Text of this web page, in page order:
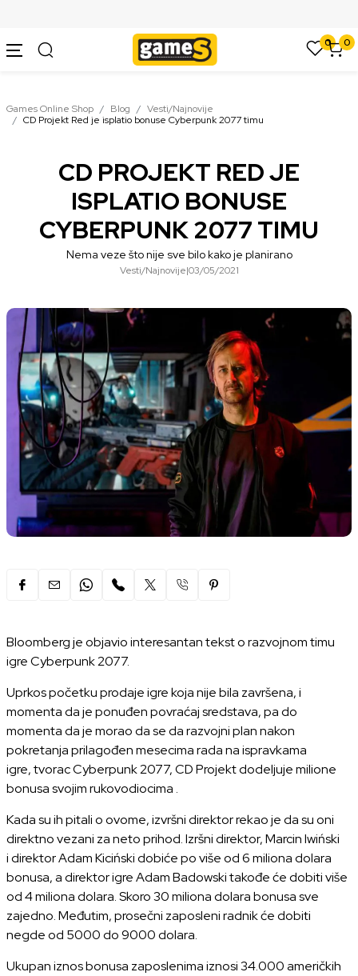
0 0
Games Online Shop Blog
Vesti/Najnovije
CD Projekt Red je isplatio bonuse Cyberpunk 2077 timu
CD PROJEKT RED JE
ISPLATIO BONUSE
CYBERPUNK 2077 TIMU
Nema veze što nije sve bilo kako je planirano
Vesti/Najnovije|03/05/2021
Bloombergje objavio interesantan tekst o razvojnom timu
igre Cyberpunk 2077.
Uprkos početku prodaje igre koja nije bila završena, i
momenta da je ponuđen povraćaj sredstava, pa do
momenta da je morao da se da razvojni plan nakon
pokretanja prilagođen mesecima rada na ispravkama
igre, tvorac Cyberpunk 2077, CD Projekt dodeljuje milione
bonusa svojim rukovodiocima .
Kada su ih pitali o ovome, izvršni direktor rekao je da su oni
direktno vezani za neto prihod. Izršni direktor, Marcin Iwiński
i direktor Adam Kiciński dobiće po više od 6 miliona dolara
bonusa, a direktor igre Adam Badowski takođe će dobiti više
od 4 miliona dolara. Skoro 30 miliona dolara bonusa sve
zajedno. Međutim, prosečni zaposleni radnik će dobiti
negde od 5000 do 9000 dolara.
Ukupan iznos bonusa zaposlenima iznosi 34.000 američkih